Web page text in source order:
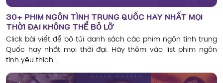
30+ PHIM NGÔN TÌNH TRUNG QUỐC HAY NHẤT MỌI
THỜI ĐẠI KHÔNG THỂ BỎ LỠ
Click bài viết để bỏ túi danh sách các phim ngôn tình trung
Quốc hay nhất mọi thời đại. Hãy thêm vào list phim ngôn
tình yêu thích...